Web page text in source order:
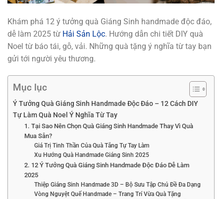
Khám phá 12 ý tưởng quà Giáng Sinh handmade độc đáo,
dễ làm 2025 từ Hải Sản Lộc. Hướng dẫn chi tiết DIY quà
Noel từ báo tái, gỗ, vải. Những quà tặng ý nghĩa từ tay bạn
gửi tới người yêu thương.
Mục lục
Ý Tưởng Quà Giáng Sinh Handmade Độc Đáo – 12 Cách DIY
Tự Làm Quà Noel Ý Nghĩa Từ Tay
1. Tại Sao Nên Chọn Quà Giáng Sinh Handmade Thay Vì Quà
Mua Sẵn?
Giá Trị Tinh Thần Của Quà Tắng Tự Tay Làm
Xu Hướng Quà Handmade Giáng Sinh 2025
2. 12 Ý Tưởng Quà Giáng Sinh Handmade Độc Đáo Dễ Làm
2025
Thiệp Giáng Sinh Handmade 3D – Bộ Sưu Tập Chủ Đề Đa Dạng
Vòng Nguyệt Quế Handmade – Trang Trí Vừa Quà Tặng